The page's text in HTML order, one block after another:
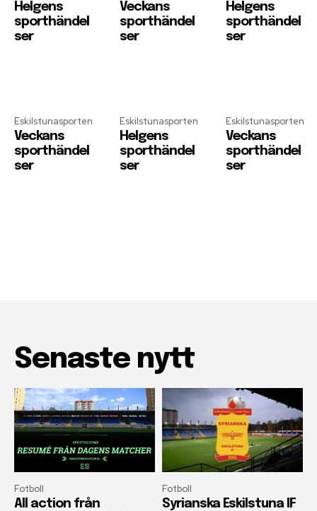
Helgens
sporthändel
ser
Veckans
sporthändel
ser
Helgens
sporthändel
ser
Eskilstunasporten
Veckans
sporthändel
ser
Eskilstunasporten
Helgens
sporthändel
ser
Eskilstunasporten
Veckans
sporthändel
ser
Senaste nytt
Fotboll
All action från
Fotboll
Syrianska Eskilstuna IF